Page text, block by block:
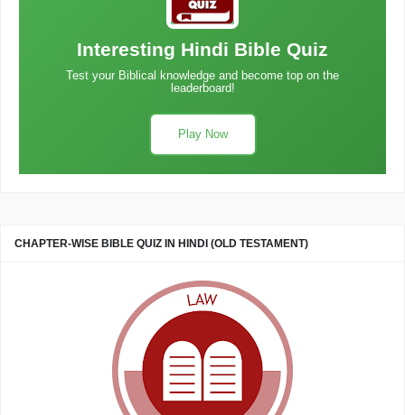
Interesting Hindi Bible Quiz
Test your Biblical knowledge and become top on the
leaderboard!
Play Now
CHAPTER-WISE BIBLE QUIZ IN HINDI (OLD TESTAMENT)